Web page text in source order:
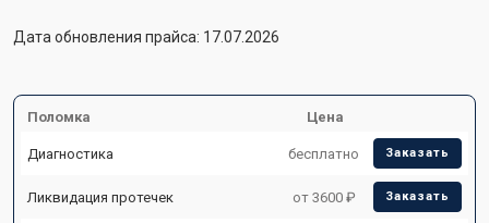
Дата обновления прайса: 17.07.2026
Поломка Цена
Диагностика бесплатно Заказать
Ликвидация протечек от 3600 ₽ Заказать